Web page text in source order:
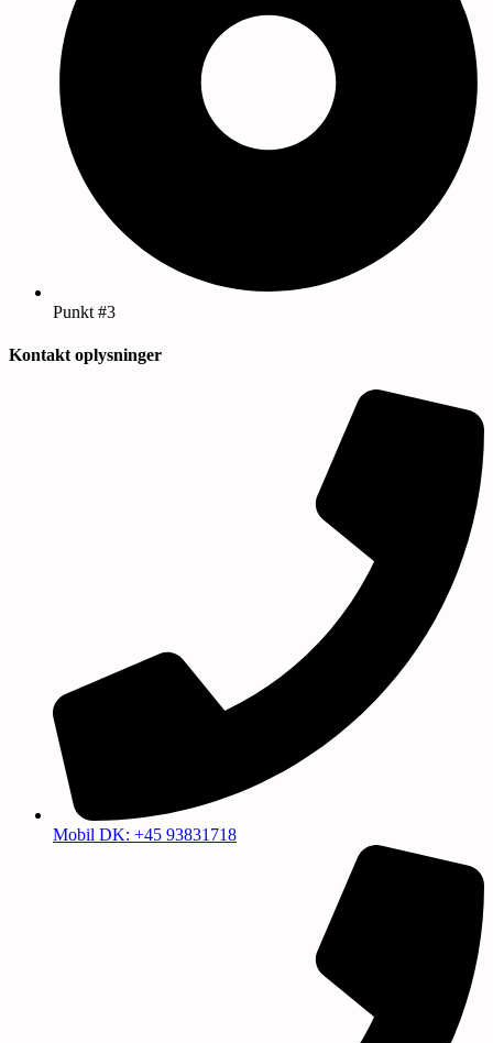
Punkt #3
Kontakt oplysninger
Mobil DK: +45 93831718